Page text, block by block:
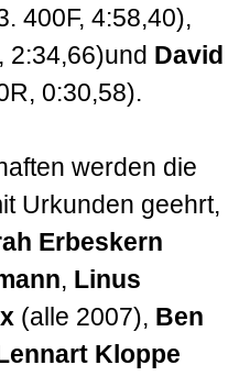
400F, 4:58,40),
2:34,66)und David
0:30,58).
werden die
Urkunden geehrt,
Erbeskern
, Linus
(alle 2007), Ben
Kloppe